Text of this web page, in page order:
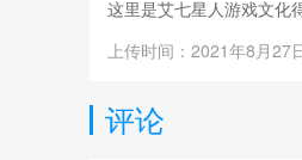
这里是艾七星人游戏文化
上传时间：2021年8月27
评论